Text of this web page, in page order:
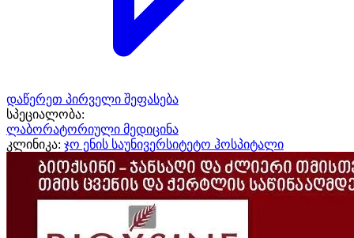
დაწერეთ პირველი შეფასება
სპეციალობა:
ლაბორატორიული მედიცინა
კლინიკა: ჯო ენის საუნივერსიტეტო ჰოსპიტალი